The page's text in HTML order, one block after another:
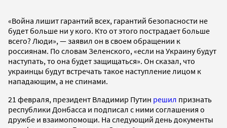
«Война лишит гарантий всех, гарантий безопасности не
будет больше ни у кого. Кто от этого пострадает больше
всего? Люди», — заявил он в своем обращении к
россиянам. По словам Зеленского, «если на Украину будут
наступать, то она будет защищаться». Он сказал, что
украинцы будут встречать такое наступление лицом к
нападающим, а не спинами.
21 февраля, президент Владимир Путин решил признать
республики Донбасса и подписал с ними соглашения о
дружбе и взаимопомощи. На следующий день документы